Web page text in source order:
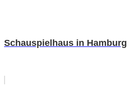
Schauspielhaus in Hamburg